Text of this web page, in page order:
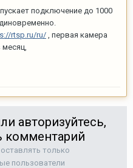
подключение до 1000
rtsp.ru/ru/ , первая камера
авторизуйтесь,
комментарий
только
пользователи